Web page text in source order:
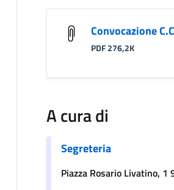
Convocazione
PDF 276,2K
A cura di
Segreteria
Piazza Rosario Livatino, 1